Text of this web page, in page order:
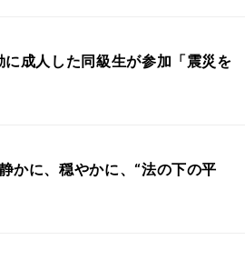
成人した同級生が参加「震災を
かに、穏やかに、“法の下の平